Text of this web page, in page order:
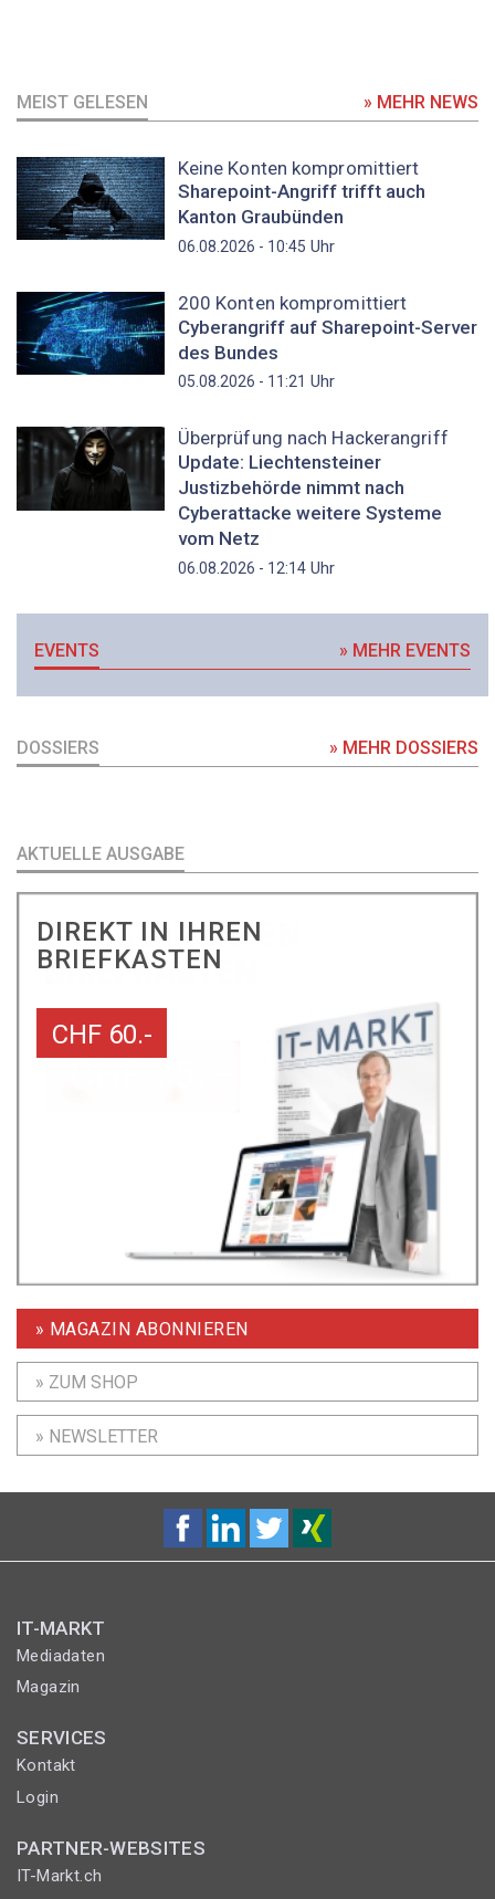
MEIST GELESEN » MEHR NEWS
Keine Konten kompromittiert
Sharepoint-Angriff trifft auch
Kanton Graubünden
06.08.2026 - 10:45 Uhr
200 Konten kompromittiert
Cyberangriff auf Sharepoint-Server
des Bundes
05.08.2026 - 11:21 Uhr
Überprüfung nach Hackerangriff
Update: Liechtensteiner
Justizbehörde nimmt nach
Cyberattacke weitere Systeme
vom Netz
06.08.2026 - 12:14Uhr
EVENTS » MEHR EVENTS
DOSSIERS » MEHR DOSSIERS
AKTUELLE AUSGABE
DIREKT IN IHREN
BRIEFKASTEN
CHF 60.-
» MAGAZIN ABONNIEREN
» ZUM SHOP
» NEWSLETTER
IT-MARKT
Mediadaten
Magazin
SERVICES
Kontakt
Login
PARTNER-WEBSITES
IT-Markt.ch